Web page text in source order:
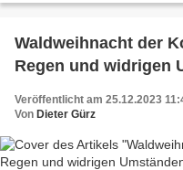
Waldweihnacht der
Regen und widrigen
Veröffentlicht am 25.12.2023
Von Dieter Gürz